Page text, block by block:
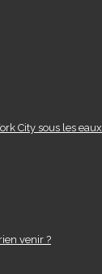
City sous les eaux.
venir ?